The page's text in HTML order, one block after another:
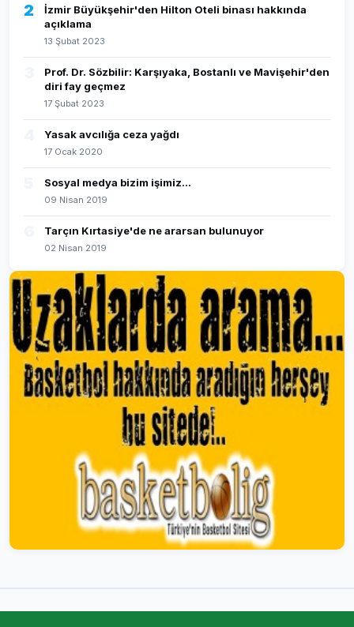
2
İzmir Büyükşehir'den Hilton Oteli binası hakkında
açıklama
13 Şubat 2023
Prof. Dr. Sözbilir: Karşıyaka, Bostanlı ve Mavişehir'den
diri fay geçmez
17 Şubat 2023
Yasak avcılığa ceza yağdı
17 Ocak 2020
Sosyal medya bizim işimiz...
09 Nisan 2019
Tarçın Kırtasiye'de ne ararsan bulunuyor
02 Nisan 2019